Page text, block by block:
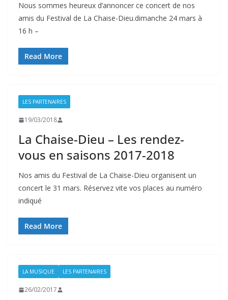
Nous sommes heureux d’annoncer ce concert de nos
amis du Festival de La Chaise-Dieu.dimanche 24 mars à
16 h –
Read More
LES PARTENAIRES
19/03/2018
La Chaise-Dieu – Les rendez-
vous en saisons 2017-2018
Nos amis du Festival de La Chaise-Dieu organisent un
concert le 31 mars. Réservez vite vos places au numéro
indiqué
Read More
LA MUSIQUE LES PARTENAIRES
26/02/2017